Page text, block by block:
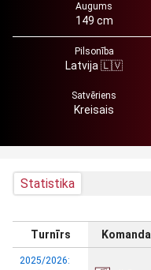
Augums
149 cm
Pilsonība
Latvija 🇱🇻
Satvēriens
Kreisais
Statistika
Turnīrs Komanda
2025/2026: